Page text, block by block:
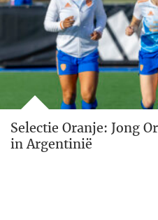
Selectie Oranje: Jong
in Argentinië